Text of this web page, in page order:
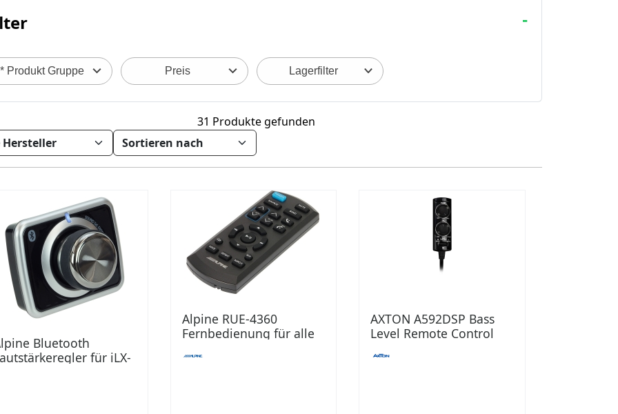
* Produkt Gruppe Preis Lagerfilter
31 Produkte gefunden
Bluetooth
für iLX-
Alpine RUE-4360
Fernbedienung für alle
Remote Ready
AXTON A592DSP Bass
Level Remote Control